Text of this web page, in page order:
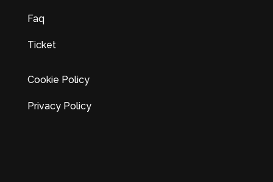
Faq
Ticket
Cookie Policy
Privacy Policy